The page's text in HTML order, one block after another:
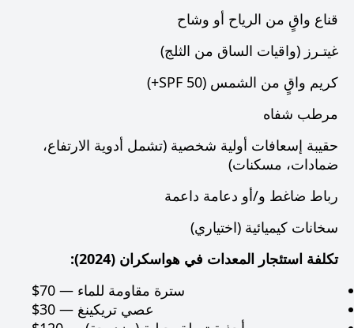
قناع واقٍ من الرياح أو وشاح
غيتـرز (واقيات الساق من الثلج)
كريم واقٍ من الشمس (SPF 50+)
مرطب شفاه
حقيبة إسعافات أولية شخصية (تشمل أدوية الارتفاع،
ضمادات، مسكنات)
رباط ضاغط و/أو دعامة داعمة
سخانات كيميائية (اختياري)
تكلفة استئجار المعدات في هواسكران (2024):
سترة مقاومة للماء — ‎$70‎
عصي تريكينغ — ‎$30‎